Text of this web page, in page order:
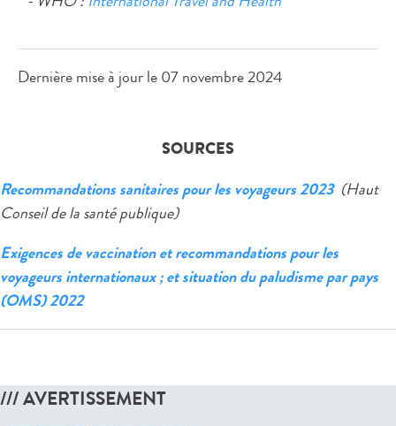
Dernière mise à jour le07 novembre 2024
SOURCES
Recommandations sanitaires pour les voyageurs 2023 (Haut
Conseil de la santé publique)
Exigences de vaccination et recommandations pour les
voyageurs internationaux ; et situation du paludisme par pays
(OMS) 2022
/// AVERTISSEMENT